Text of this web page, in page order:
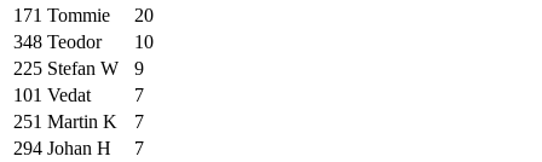
171 Tommie
20
348 Teodor
10
225 Stefan W
9
101 Vedat
7
251 Martin K
7
294 Johan H
7